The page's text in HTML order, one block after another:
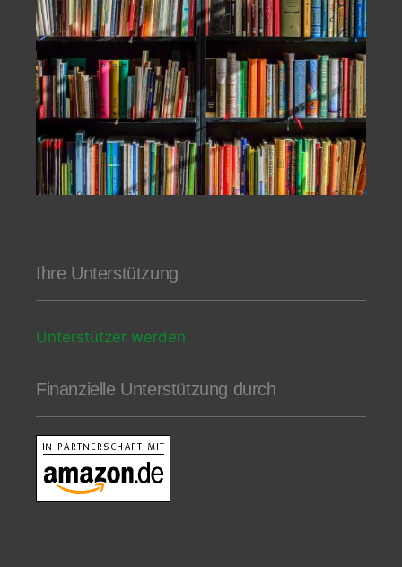
Ihre Unterstützung
Unterstützer werden
Finanzielle Unterstützung durch